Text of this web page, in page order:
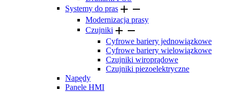
Systemy do pras  
Modernizacja prasy
Czujniki  
Cyfrowe bariery jednowiązkowe
Cyfrowe bariery wielowiązkowe
Czujniki wiroprądowe
Czujniki piezoelektryczne
Napędy
Panele HMI